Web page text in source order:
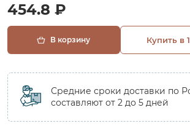
454.8 ₽
В корзину Купить в
Средние сроки доставки по
составляют от 2 до 5 дней